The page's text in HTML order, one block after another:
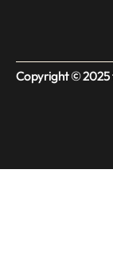
Copyright © 2025